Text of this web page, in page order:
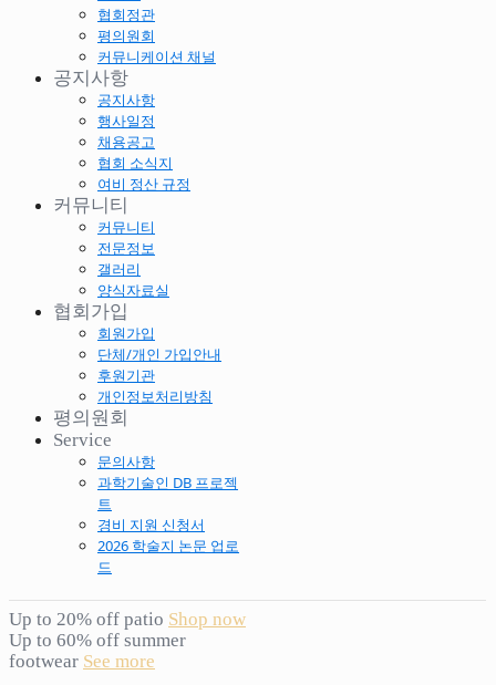
협회정관
평의원회
커뮤니케이션 채널
공지사항
공지사항
행사일정
채용공고
협회 소식지
여비 정산 규정
커뮤니티
커뮤니티
전문정보
갤러리
양식자료실
협회가입
회원가입
단체/개인 가입안내
후원기관
개인정보처리방침
평의원회
Service
문의사항
과학기술인 DB 프로젝
트
경비 지원 신청서
2026 학술지 논문 업로
드
Up to 20% off patio Shop now
Up to 60% off summer
footwear See more